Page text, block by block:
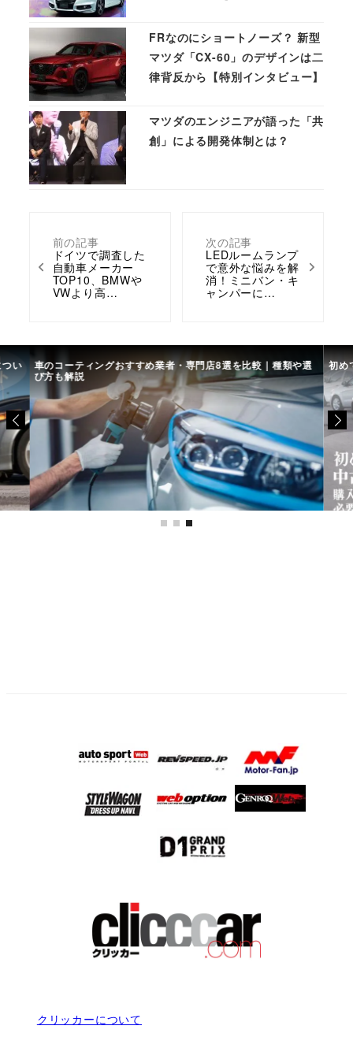
前の記事
ドイツで調査した
自動車メーカー
TOP10、BMWや
VWより高…
次の記事
LEDルームランプ
で意外な悩みを解
消！ミニバン・キ
ャンパーに…
FRなのにショートノーズ？ 新型
マツダ「CX-60」のデザインは二
律背反から【特別インタビュー】
マツダのエンジニアが語った「共
創」による開発体制とは？
い 車のコーティングおすすめ業者・専門店8選を比較｜種類や選
び方も解説
初め
クリッカーについて